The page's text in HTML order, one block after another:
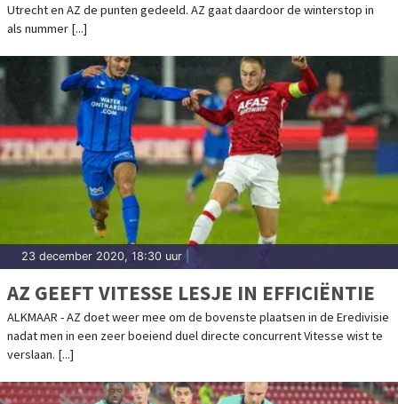
Utrecht en AZ de punten gedeeld. AZ gaat daardoor de winterstop in
als nummer [...]
23 december 2020, 18:30 uur
AZ GEEFT VITESSE LESJE IN EFFICIËNTIE
ALKMAAR - AZ doet weer mee om de bovenste plaatsen in de Eredivisie
nadat men in een zeer boeiend duel directe concurrent Vitesse wist te
verslaan. [...]